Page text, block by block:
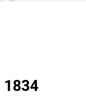
1834